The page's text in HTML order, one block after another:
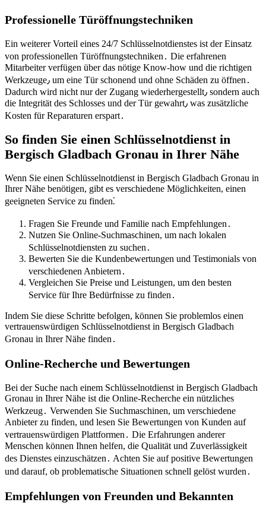
Professionelle Türöffnungstechniken
Ein weiterer Vorteil eines 24/7 Schlüsselnotdienstes ist der Einsatz
von professionellen Türöffnungstechniken․ Die erfahrenen
Mitarbeiter verfügen über das nötige Know-how und die richtigen
Werkzeuge٫ um eine Tür schonend und ohne Schäden zu öffnen․
Dadurch wird nicht nur der Zugang wiederhergestellt٫ sondern auch
die Integrität des Schlosses und der Tür gewahrt٫ was zusätzliche
Kosten für Reparaturen erspart․
So finden Sie einen Schlüsselnotdienst in
Bergisch Gladbach Gronau in Ihrer Nähe
Wenn Sie einen Schlüsselnotdienst in Bergisch Gladbach Gronau in
Ihrer Nähe benötigen, gibt es verschiedene Möglichkeiten, einen
geeigneten Service zu finden⁚
Fragen Sie Freunde und Familie nach Empfehlungen․
Nutzen Sie Online-Suchmaschinen, um nach lokalen
Schlüsselnotdiensten zu suchen․
Bewerten Sie die Kundenbewertungen und Testimonials von
verschiedenen Anbietern․
Vergleichen Sie Preise und Leistungen, um den besten
Service für Ihre Bedürfnisse zu finden․
Indem Sie diese Schritte befolgen, können Sie problemlos einen
vertrauenswürdigen Schlüsselnotdienst in Bergisch Gladbach
Gronau in Ihrer Nähe finden․
Online-Recherche und Bewertungen
Bei der Suche nach einem Schlüsselnotdienst in Bergisch Gladbach
Gronau in Ihrer Nähe ist die Online-Recherche ein nützliches
Werkzeug․ Verwenden Sie Suchmaschinen, um verschiedene
Anbieter zu finden, und lesen Sie Bewertungen von Kunden auf
vertrauenswürdigen Plattformen․ Die Erfahrungen anderer
Menschen können Ihnen helfen, die Qualität und Zuverlässigkeit
des Dienstes einzuschätzen․ Achten Sie auf positive Bewertungen
und darauf, ob problematische Situationen schnell gelöst wurden․
Empfehlungen von Freunden und Bekannten